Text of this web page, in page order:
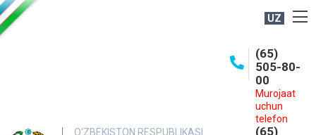
UZ
O‘ZBEKISTON RESPUBLIKASI
(65)
505-80-
00
Murojaat
uchun
telefon
(65)